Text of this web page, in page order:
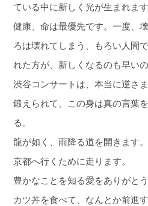
ている中に新しく光が生まれます
健康、命は最優先です。一度、
ろは壊れてしまう、もろい人間
れた方が、新しくなるのも早い
渋谷コンサートは、本当に逆さ
鍛えられて、この身は真の言葉
る。
龍が如く、雨降る道を開きます。
京都へ行くために走ります。
豊かなことを知る愛をありがとう
カツ丼を食べて、なんとか前進